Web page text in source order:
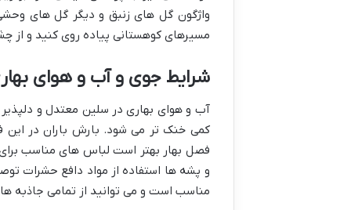
واژگون گل های زنبق و دیگر گل های
مسیرهای کوهستانی پیاده روی کنید و از
شرایط جوی و آب و هوای
کمی خنک تر می شود. بارش باران در این
فصل بهار بهتر است لباس های مناسب
و پشه ها استفاده از مواد دافع حشرات
مناسب است و می توانید از تمامی جاذبه